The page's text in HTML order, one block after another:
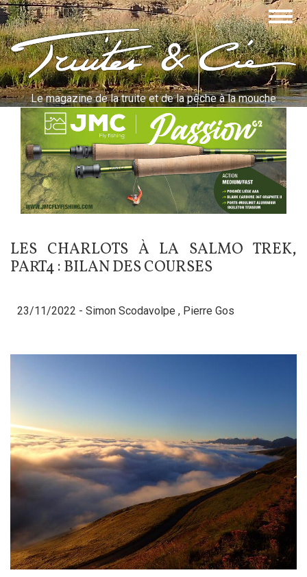
Aller
au
contenu
principalTruites & Cie
Le magazine de la truite et de la pêche à la mouche
LES CHARLOTS À LA SALMO TREK,
PART4 : BILAN DES COURSES
23/11/2022 - Simon Scodavolpe , Pierre Gos